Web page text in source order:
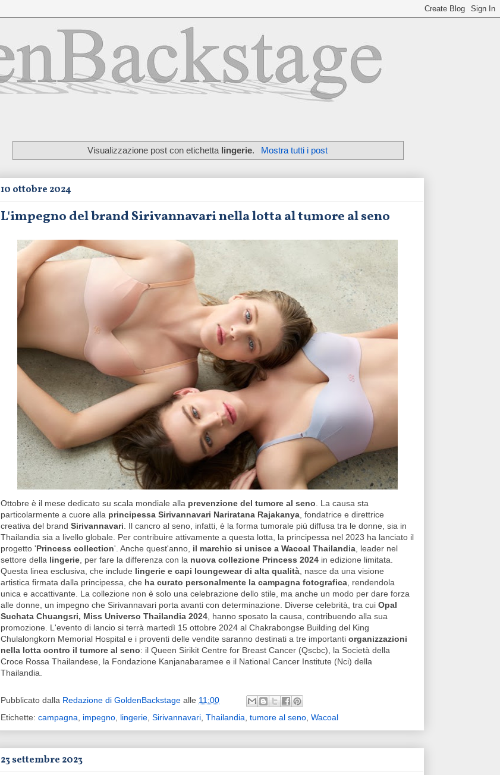
Visualizzazione post con etichetta lingerie. Mostra tutti i post
10 ottobre 2024
L'impegno del brand Sirivannavari nella lotta al tumore al seno
Ottobre è il mese dedicato su scala mondiale alla prevenzione del tumore al seno. La causa sta
particolarmente a cuore alla principessa Sirivannavari Nariratana Rajakanya, fondatrice e direttrice
creativa del brand Sirivannavari. Il cancro al seno, infatti, è la forma tumorale più diffusa tra le donne, sia in
Thailandia sia a livello globale. Per contribuire attivamente a questa lotta, la principessa nel 2023 ha lanciato il
progetto 'Princess collection'. Anche quest'anno, il marchio si unisce a Wacoal Thailandia, leader nel
settore della lingerie, per fare la differenza con la nuova collezione Princess 2024 in edizione limitata.
Questa linea esclusiva, che include lingerie e capi loungewear di alta qualità, nasce da una visione
artistica firmata dalla principessa, che ha curato personalmente la campagna fotografica, rendendola
unica e accattivante. La collezione non è solo una celebrazione dello stile, ma anche un modo per dare forza
alle donne, un impegno che Sirivannavari porta avanti con determinazione. Diverse celebrità, tra cui Opal
Suchata Chuangsri, Miss Universo Thailandia 2024, hanno sposato la causa, contribuendo alla sua
promozione. L'evento di lancio si terrà martedì 15 ottobre 2024 al Chakrabongse Building del King
Chulalongkorn Memorial Hospital e i proventi delle vendite saranno destinati a tre importanti organizzazioni
nella lotta contro il tumore al seno: il Queen Sirikit Centre for Breast Cancer (Qscbc), la Società della
Croce Rossa Thailandese, la Fondazione Kanjanabaramee e il National Cancer Institute (Nci) della
Thailandia.
Pubblicato dalla Redazione di GoldenBackstage alle 11:00
Etichette: campagna, impegno, lingerie, Sirivannavari, Thailandia, tumore al seno, Wacoal
23 settembre 2023